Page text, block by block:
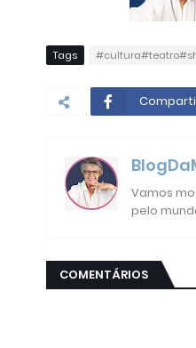
Tags
Vamos
pelo
COMENTÁRIOS